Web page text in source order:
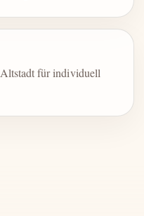
für individuell